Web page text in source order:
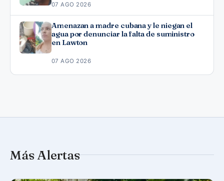
07 AGO 2026
Amenazan a madre cubana y le niegan el
agua por denunciar la falta de suministro
en Lawton
07 AGO 2026
Más Alertas